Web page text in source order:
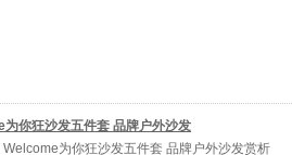
你狂沙发五件套 品牌户外沙发
Welcome为你狂沙发五件套 品牌户外沙发赏析